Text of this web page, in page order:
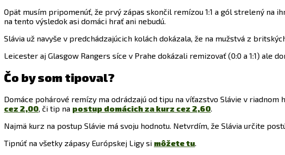
Opät musím pripomenúť, že prvý zápas skončil remízou 1:1 a gól strelený na
na tento výsledok asi domáci hrať ani nebudú.
Slávia už navyše v predchádzajúcich kolách dokázala, že na mužstvá z
Leicester aj Glasgow Rangers síce v Prahe dokázali remizovať (0:0 a 1:1) ale
Čo by som tipoval?
Domáce pohárové remízy ma odrádzajú od tipu na víťazstvo Slávie v riadnom
cez 2,00, či tip na postup domácich za kurz cez 2,60.
Najmä kurz na postup Slávie má svoju hodnotu. Netvrdím, že Slávia určite
Tipnúť na všetky zápasy Európskej Ligy si môžete tu.